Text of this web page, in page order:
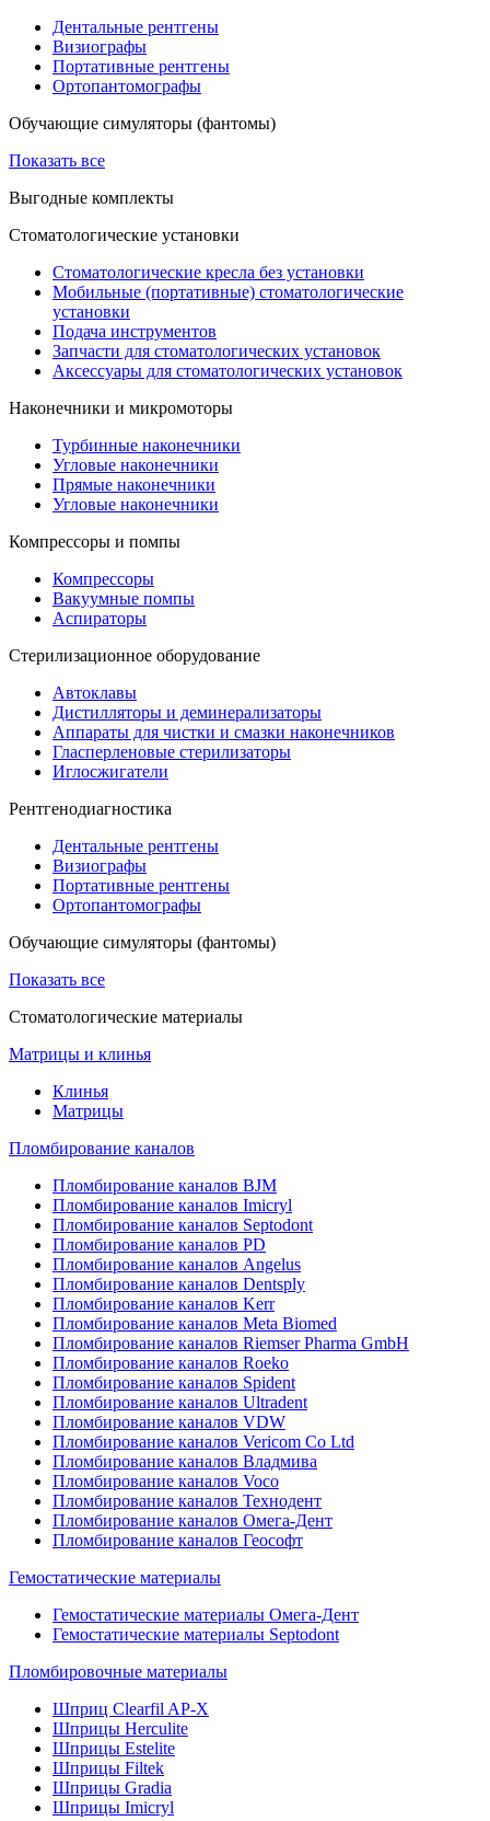
Дентальные рентгены
Визиографы
Портативные рентгены
Ортопантомографы
Обучающие симуляторы (фантомы)
Показать все
Выгодные комплекты
Стоматологические установки
Стоматологические кресла без установки
Мобильные (портативные) стоматологические
установки
Подача инструментов
Запчасти для стоматологических установок
Аксессуары для стоматологических установок
Наконечники и микромоторы
Турбинные наконечники
Угловые наконечники
Прямые наконечники
Угловые наконечники
Компрессоры и помпы
Компрессоры
Вакуумные помпы
Аспираторы
Стерилизационное оборудование
Автоклавы
Дистилляторы и деминерализаторы
Аппараты для чистки и смазки наконечников
Гласперленовые стерилизаторы
Иглосжигатели
Рентгенодиагностика
Дентальные рентгены
Визиографы
Портативные рентгены
Ортопантомографы
Обучающие симуляторы (фантомы)
Показать все
Стоматологические материалы
Матрицы и клинья
Клинья
Матрицы
Пломбирование каналов
Пломбирование каналов BJM
Пломбирование каналов Imicryl
Пломбирование каналов Septodont
Пломбирование каналов PD
Пломбирование каналов Angelus
Пломбирование каналов Dentsply
Пломбирование каналов Kerr
Пломбирование каналов Meta Biomed
Пломбирование каналов Riemser Pharma GmbH
Пломбирование каналов Roeko
Пломбирование каналов Spident
Пломбирование каналов Ultradent
Пломбирование каналов VDW
Пломбирование каналов Vericom Co Ltd
Пломбирование каналов Владмива
Пломбирование каналов Voco
Пломбирование каналов Технодент
Пломбирование каналов Омега-Дент
Пломбирование каналов Геософт
Гемостатические материалы
Гемостатические материалы Омега-Дент
Гемостатические материалы Septodont
Пломбировочные материалы
Шприц Clearfil AP-X
Шприцы Herculite
Шприцы Estelite
Шприцы Filtek
Шприцы Gradia
Шприцы Imicryl